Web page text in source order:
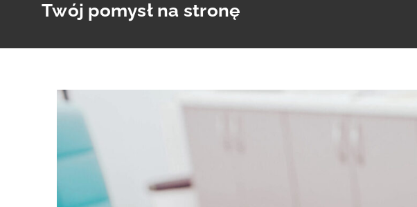
Twój pomysł na stronę